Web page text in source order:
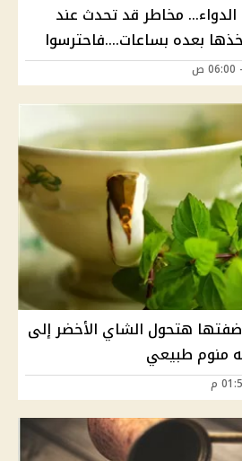
مخاطر قد تحدث عند
بعده بساعات....فاحترسوا
هتحول الشاي الأخضر إلى
منوم طبيعي